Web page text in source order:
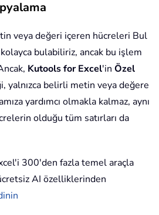
veya değeri içeren hücreleri Bul
bulabiliriz, ancak bu işlem
Kutools for Excel'in Özel
yalnızca belirli metin veya değere
yardımcı olmakla kalmaz, aynı
olduğu tüm satırları da
300'den fazla temel araçla
AI özelliklerinden